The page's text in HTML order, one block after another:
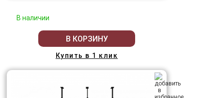
В наличии
В КОРЗИНУ
Купить в 1 клик